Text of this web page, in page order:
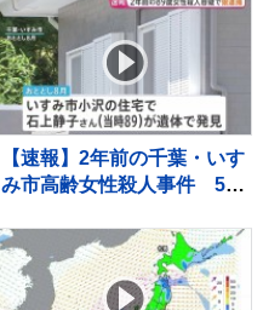
【速報】2年前の千葉・いす
み市高齢女性殺人事件 54
捕 容疑を否認